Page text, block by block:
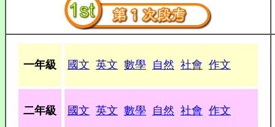
一年級 國文 英文 數學 自然 社會 作文
二年級 國文 英文 數學 自然 社會 作文